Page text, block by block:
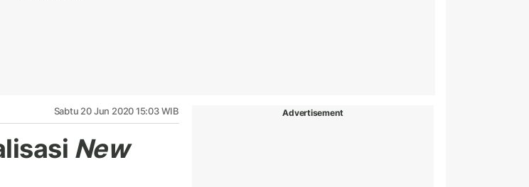
Sabtu 20 Jun 2020 15:03 WIB
New
Advertisement